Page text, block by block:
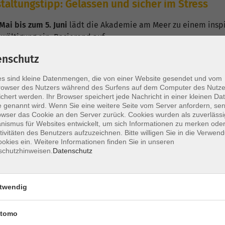
Gelassen und sicher im Stress
bis zum 5. Juni lädt die Akademie am Meer zu einem
ein. Basierend auf…
Missionarinnen aus dem
den 29. April um 19 Uhrfindet im Ludgerus-Werk Lohne
aus dem…
Bischof Heiner Wilmer!
sind kleine Datenmengen, die von einer Website gesendet und vom
des Nutzers während des Surfens auf dem Computer des
werden. Ihr Browser speichert jede Nachricht in einer kleinen
genannt wird. Wenn Sie eine weitere Seite vom Server anfordern,
das Cookie an den Server zurück. Cookies wurden als
für Websites entwickelt, um sich Informationen zu merken
des Benutzers aufzuzeichnen. Bitte willigen Sie in die
ein. Weitere Informationen finden Sie in unseren
Datenschutz